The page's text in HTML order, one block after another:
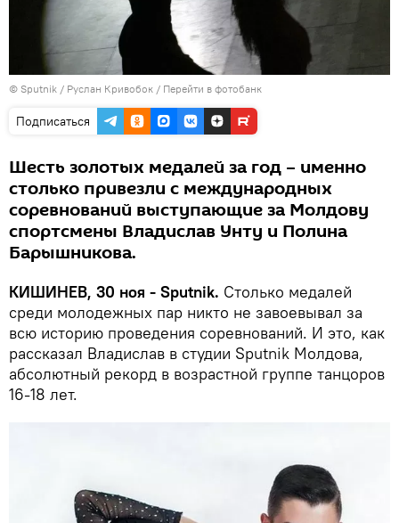
© Sputnik / Руслан Кривобок / Перейти в фотобанк
Подписаться
Шесть золотых медалей за год – именно
столько привезли с международных
соревнований выступающие за Молдову
спортсмены Владислав Унту и Полина
Барышникова.
КИШИНЕВ, 30 ноя - Sputnik. Столько медалей
среди молодежных пар никто не завоевывал за
всю историю проведения соревнований. И это, как
рассказал Владислав в студии Sputnik Молдова,
абсолютный рекорд в возрастной группе танцоров
16-18 лет.